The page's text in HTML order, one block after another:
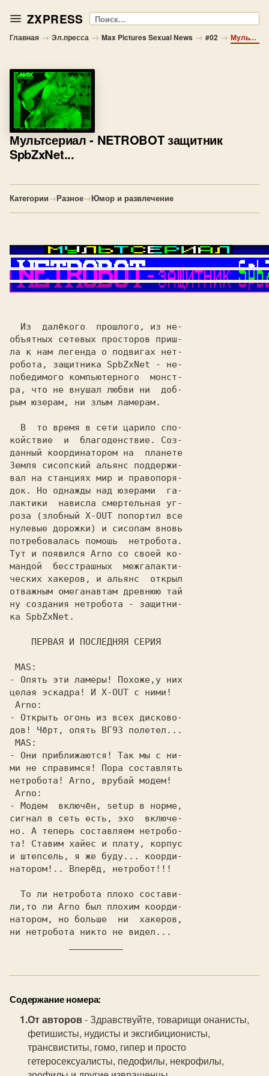
ZXPRESS Поиск
Главная → Эл.пресса → Max Pictures Sexual News → #02 → Мультсериал - NETROBOT защитник SpbZxNet...
Мультсериал - NETROBOT защитник
SpbZxNet...
Категории→Разное→Юмор и развлечение
объятных сетевых просторов приш-
ла к нам легенда о подвигах нет-
робота, защитника SpbZxNet - не-
победимого компьютерного  монст-
ра, что не внушал любви ни  доб-
рым юзерам, ни злым ламерам.
койствие  и  благоденствие. Соз-
Земля сисопский альянс поддержи-
вал на станциях мир и правопоря-
док. Но однажды над юзерами  га-
лактики  нависла смертельная уг-
роза
(злобный X-OUT попортил все
нулевые дорожки)
и сисопам вновь
потребовалась помошь  нетробота.
Тут и появился Arno со своей ко-
мандой  бесстрашных  межгалакти-
ческих хакеров, и альянс  открыл
отважным омеганавтам древнюю тай
ну создания нетробота - защитни-
ка SpbZxNet .
    ПЕРВАЯ И ПОСЛЕДНЯЯ СЕРИЯ
MAS:
- Опять эти ламеры! Похоже,у них
целая эскадра! И X-OUT с ними!
Arno:
- Открыть огонь из всех дисково-
MAS:
- Они приближаются! Так мы с ни-
ми не справимся! Пора составлять
нетробота! Arno, врубай модем!
Arno:
- Модем  включён, setup в норме,
сигнал в сеть есть, эхо  включе-
но. A теперь составляем нетробо-
та! Ставим хайес и плату, корпус
и штепсель, я же буду... коорди-
натором! .. Вперёд, нетробот!!!
ли,то ли Arno был плохим коорди-
натором, но больше  ни  хакеров,
ни нетробота никто не видел...
Содержание номера:
От авторов- Здравствуйте, товарищи онанисты,
фетишисты, нудисты и эксгибиционисты,
трансвиститы, гомо, гипер и просто
гетеросексуалисты, педофилы, некрофилы,